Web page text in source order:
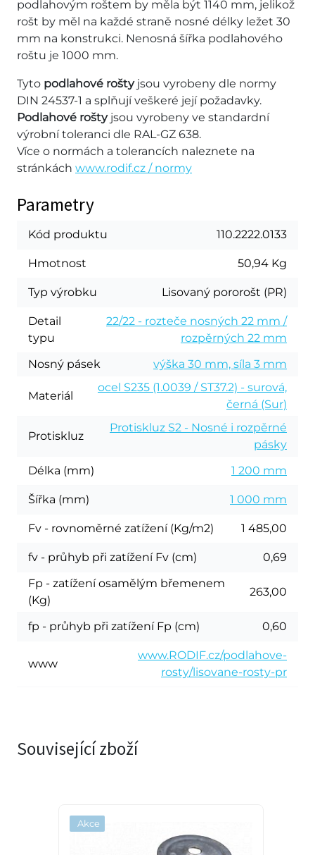
podlahovým roštem by měla být 1140 mm, jelikož
rošt by měl na každé straně nosné délky ležet 30
mm na konstrukci. Nenosná šířka podlahového
roštu je 1000 mm.
Tyto podlahové roštyjsou vyrobeny dle normy
DIN 24537-1 a splňují veškeré její požadavky.
Podlahové roštyjsou vyrobeny ve standardní
výrobní toleranci dle RAL-GZ 638.
Více o normách a tolerancích naleznete na
stránkách www.rodif.cz / normy
Parametry
Kód produktu 110.2222.0133
Hmotnost 50,94 Kg
Typ výrobku Lisovaný pororošt (PR)
Detail
typu
22/22 - rozteče nosných 22 mm /
rozpěrných 22 mm
Nosný pásek
výška 30 mm, síla 3 mm
Materiál
ocel S235 (1.0039 / ST37.2) - surová,
černá (Sur)
Protiskluz
Protiskluz S2 - Nosné i rozpěrné
pásky
Délka (mm)
1 200 mm
Šířka (mm) 1 000 mm
Fv - rovnoměrné zatížení (Kg/m2) 1 485,00
fv - průhyb při zatížení Fv (cm)
0,69
Fp - zatížení osamělým břemenem
(Kg)
263,00
fp - průhyb při zatížení Fp (cm) 0,60
www
www.RODIF.cz/podlahove-
rosty/lisovane-rosty-pr
Související zboží
Akce